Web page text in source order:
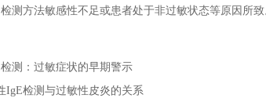
测方法敏感性不足或患者处于非过敏状态等原因所
测：过敏症状的早期警示
IgE检测与过敏性皮炎的关系